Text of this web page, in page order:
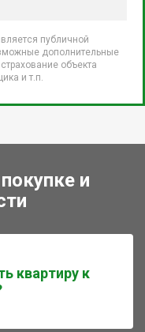
публичной
дополнительные
объекта
и т.п.
и
квартиру к